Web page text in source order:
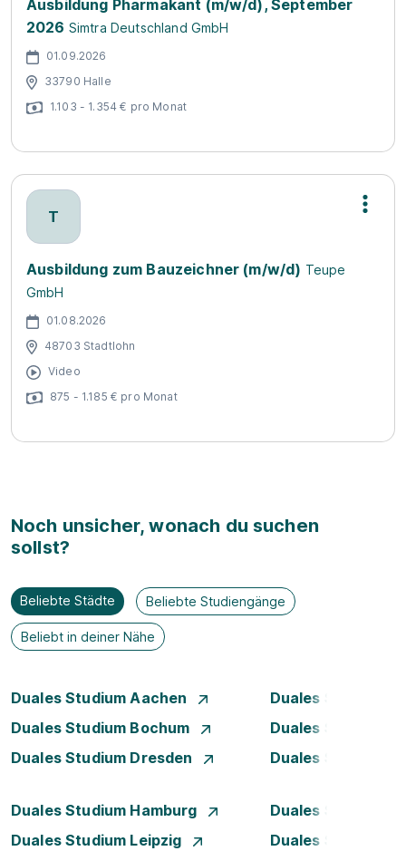
Ausbildung Pharmakant (m/w/d), September
2026 Simtra Deutschland GmbH
01.09.2026
33790 Halle
1.103 - 1.354 € pro Monat
T
Ausbildung zum Bauzeichner (m/w/d) Teupe
GmbH
01.08.2026
48703 Stadtlohn
Video
875 - 1.185 € pro Monat
Noch unsicher, wonach du suchen
sollst?
Beliebte Städte Beliebte Studiengänge
Beliebt in deiner Nähe
Duales Studium Aachen
Duales Studium
Duales Studium Bochum
Duales Studium
Duales Studium Dresden
Duales Studium
Duales Studium Hamburg
Duales Studium
Duales Studium Leipzig
Duales Studium